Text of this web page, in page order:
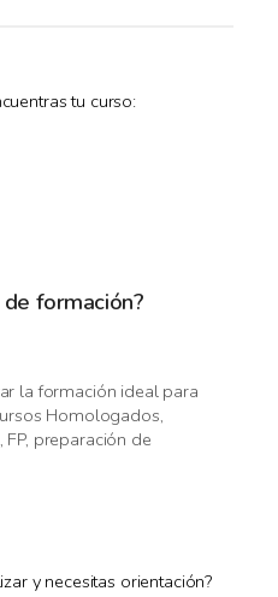
tu curso:
formación?
la formación ideal para
Homologados,
preparación de
y necesitas orientación?